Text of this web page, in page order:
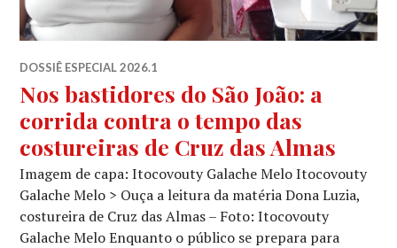
DOSSIÊ ESPECIAL 2026.1
Nos bastidores do São João: a
corrida contra o tempo das
costureiras de Cruz das Almas
Imagem de capa: Itocovouty Galache Melo Itocovouty
Galache Melo > Ouça a leitura da matéria Dona Luzia,
costureira de Cruz das Almas – Foto: Itocovouty
Galache Melo Enquanto o público se prepara para